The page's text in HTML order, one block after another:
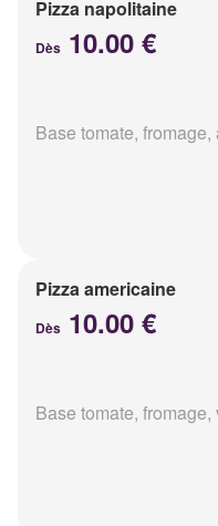
Pizza napolitaine
Dès 10.00 €
Base tomate,
Pizza americaine
Dès 10.00 €
Base tomate,